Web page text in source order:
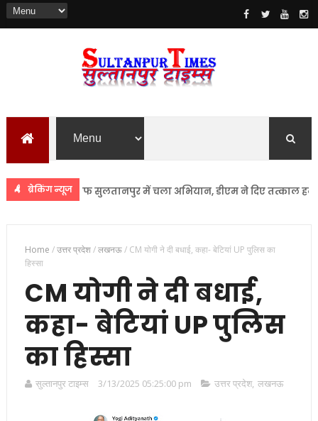
ब्रेकिंग न्यूज
के खिलाफ सुलतानपुर में चला अभियान, डीएम ने दिए तत्काल हटाने के
Home /उत्तर प्रदेश/लखनऊ/ CM योगी ने दी बधाई, कहा- बेटियां UP पुलिस का
हिस्सा
CM योगी ने दी बधाई,
कहा- बेटियां UP पुलिस
का हिस्सा
सुल्तानपुर टाइम्स 3/13/2025 05:25:00 pm उत्तर प्रदेश, लखनऊ